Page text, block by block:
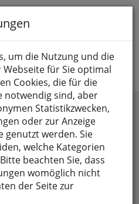
um die Nutzung und die
für Sie optimal
Cookies, die für die
notwendig sind, aber
Statistikzwecken,
oder zur Anzeige
genutzt werden. Sie
welche Kategorien
beachten Sie, dass
womöglich nicht
der Seite zur